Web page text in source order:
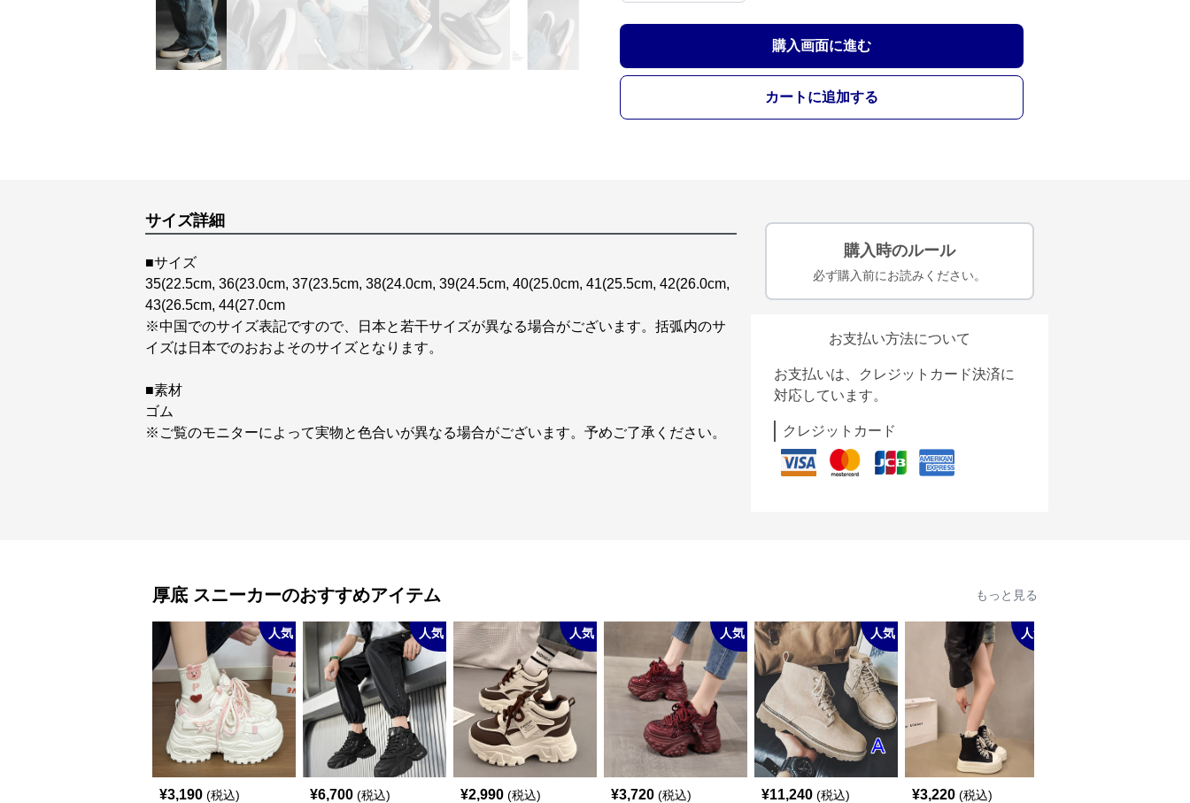
購入画面に進む
カートに追加する
サイズ詳細
■サイズ
35(22.5cm, 36(23.0cm, 37(23.5cm, 38(24.0cm, 39(24.5cm, 40(25.0cm, 41(25.5cm, 42(26.0cm,
43(26.5cm, 44(27.0cm
※中国でのサイズ表記ですので、日本と若干サイズが異なる場合がございます。括弧内のサ
イズは日本でのおおよそのサイズとなります。
■素材
ゴム
※ご覧のモニターによって実物と色合いが異なる場合がございます。予めご了承ください。
購入時のルール
必ず購入前にお読みください。
お支払い方法について
お支払いは、クレジットカード決済に
対応しています。
クレジットカード
厚底 スニーカーのおすすめアイテム もっと見る
人気
¥3,190 (税込)
人気
¥6,700 (税込)
人気
¥2,990 (税込)
人気
¥3,720 (税込)
人気
¥11,240 (税込)
人気
¥3,220 (税込)